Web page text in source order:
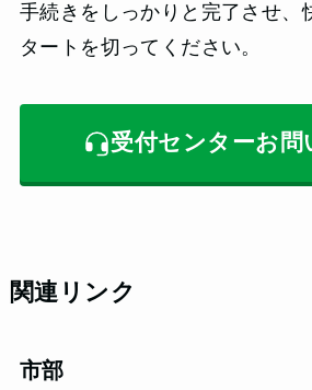
手続きをしっかりと完了させ、
タートを切ってください。
受付センターお問
関連リンク
市部